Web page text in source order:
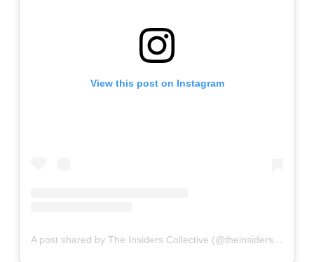
View this post on Instagram
A post shared by The Insiders Collective (@theinsidersco)